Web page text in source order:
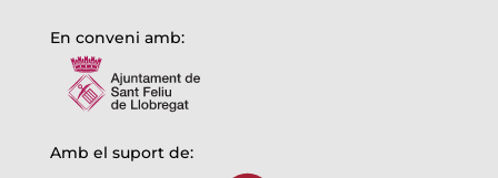
En conveni amb:
Amb el suport de: